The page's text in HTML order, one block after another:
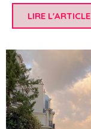
LIRE L'ARTICLE